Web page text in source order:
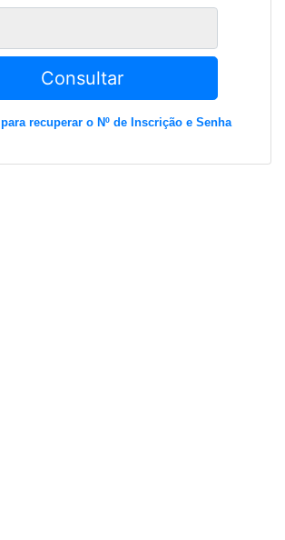
Consultar
recuperar o Nº de Inscrição e Senha